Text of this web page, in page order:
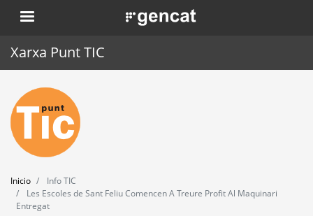
Pasar
al
. Obre en una nova finestra.
Xarxa Punt TIC
Inicio
Punt TIC
Actualidad
Agenda
Inicio
Info TIC
Les Escoles de Sant Feliu Comencen A Treure Profit Al Maquinari
Entregat